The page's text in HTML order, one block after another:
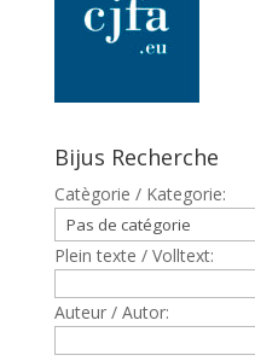
Bijus Recherche
Catègorie / Kategorie:
Plein texte / Volltext:
Auteur / Autor: